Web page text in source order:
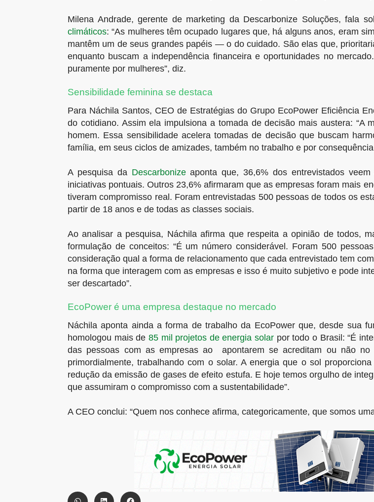
Milena Andrade, gerente de marketing da Descarbonize Soluções, fala
climáticos: “As mulheres têm ocupado lugares que, há alguns anos, eram
mantêm um de seus grandes papéis — o do cuidado. São elas que,
enquanto buscam a independência financeira e oportunidades no
puramente por mulheres”, diz.
Sensibilidade feminina se destaca
Para Náchila Santos, CEO de Estratégias do Grupo EcoPower Eficiência
do cotidiano. Assim ela impulsiona a tomada de decisão mais austera: “A
homem. Essa sensibilidade acelera tomadas de decisão que buscam
família, em seus ciclos de amizades, também no trabalho e por
A pesquisa da Descarbonizeaponta que, 36,6% dos entrevistados
iniciativas pontuais. Outros 23,6% afirmaram que as empresas foram mais
tiveram compromisso real. Foram entrevistadas 500 pessoas de todos os
partir de 18 anos e de todas as classes sociais.
Ao analisar a pesquisa, Náchila afirma que respeita a opinião de todos,
formulação de conceitos: “É um número considerável. Foram 500
consideração qual a forma de relacionamento que cada entrevistado tem
na forma que interagem com as empresas e isso é muito subjetivo e pode
ser descartado”.
EcoPower é uma empresa destaque no mercado
Náchila aponta ainda a forma de trabalho da EcoPower que, desde sua
homologou mais de 85 mil projetos de energia solar por todo o Brasil: “É
das pessoas com as empresas ao apontarem se acreditam ou não no
primordialmente, trabalhando com o solar. A energia que o sol
redução da emissão de gases de efeito estufa. E hoje temos orgulho de
que assumiram o compromisso com a sustentabilidade”.
A CEO conclui: “Quem nos conhece afirma, categoricamente, que somos